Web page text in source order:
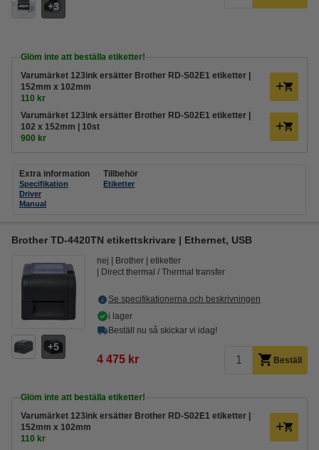
3
Glöm inte att beställa etiketter!
Varumärket 123ink ersätter Brother RD-S02E1 etiketter |
152mm x 102mm
110 kr
Varumärket 123ink ersätter Brother RD-S02E1 etiketter |
102 x 152mm | 10st
900 kr
Extra information
Specifikation
Driver
Manual
Tillbehör
Etiketter
Brother TD-4420TN etikettskrivare | Ethernet, USB
5
nej Brother
etiketter
Direct thermal / Thermal transfer
Se specifikationerna och beskrivningen
i lager
Beställ nu så skickar vi idag!
4 475 kr Beställ
Glöm inte att beställa etiketter!
Varumärket 123ink ersätter Brother RD-S02E1 etiketter |
152mm x 102mm
110 kr